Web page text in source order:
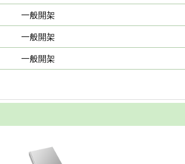
一般開架
一般開架
一般開架